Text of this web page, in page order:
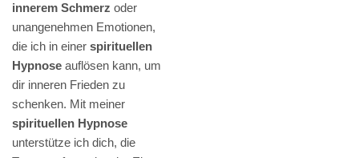
innerem Schmerz oder
unangenehmen Emotionen,
die ich in einer spirituellen
Hypnose auflösen kann, um
dir inneren Frieden zu
schenken. Mit meiner
spirituellen Hypnose
unterstütze ich dich, die